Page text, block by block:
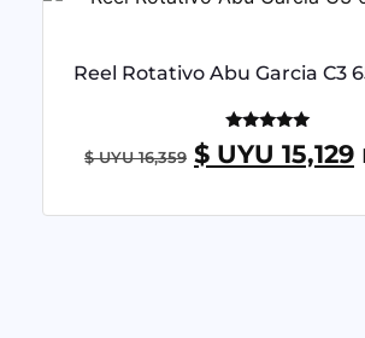
Reel Rotativo Abu Garcia C3
Valorado
con
$ UYU16,359 $ UYU 15,129